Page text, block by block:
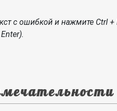
с ошибкой и нажмите Ctrl +